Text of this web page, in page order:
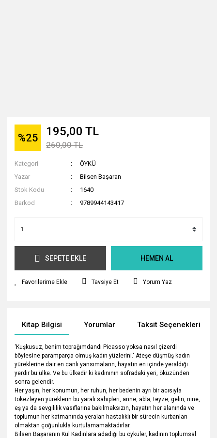
%25 195,00 TL
260,00 TL
Kategori
ÖYKÜ
Yazar
Bilsen Başaran
Stok Kodu
1640
Barkod
9789944143417
SEPETE EKLE HEMEN AL
Tavsiye Et Yorum Yaz
Kitap Bilgisi Yorumlar Taksit Seçenekleri
'Kuşkusuz, benim toprağımdandı Picasso yoksa nasıl çizerdi
böylesine paramparça olmuş kadın yüzlerini.' Ateşe düşmüş kadın
yüreklerine dair en canlı yansımaların, hayatın en içinde yeraldığı
yerdir bu ülke. Ve bu ülkedir ki kadınının sofradaki yeri, öküzünden
sonra gelendir.
Her yaşın, her konumun, her ruhun, her bedenin ayrı bir acısıyla
tökezleyen yüreklerin bu yaralı sahipleri, anne, abla, teyze, gelin, nine,
eş ya da sevgililik vasıflarına bakılmaksızın, hayatın her alanında ve
toplumun her katmanında yeralan hastalıklı bir sürecin kurbanları
olmaktan çoğunlukla kurtulamamaktadırlar.
Bilsen Başaranın Kül Kadınlara adadığı bu öyküler, kadının toplumsal